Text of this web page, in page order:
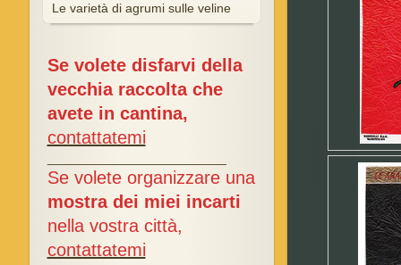
Le varietà di agrumi sulle veline
Se volete disfarvi della
vecchia raccolta che
avete in cantina,
contattatemi
Se volete organizzare una
mostra dei miei incarti
nella vostra città,
contattatemi